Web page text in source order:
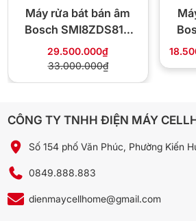
hoặc giải trí mà không cần phải lo lắng
của máy.
Máy có công suất lớn giúp giải quyết
mà vẫn hoạt động vô cùng êm ái, không
lớn. Độ ồn của máy chỉ tương đương với
ban đêm yên tĩnh cũng không nghe thấy
căn bếp có thiết kế mở.
Máy rửa bát bán âm
Bosch SMI8ZDS81T
Seri 8
29.500.000₫
33.000.000₫
CÔNG TY TNHH ĐIỆN MÁY
Số 154 phố Văn Phúc, Phường Kiến
0849.888.883
dienmaycellhome@gmail.com